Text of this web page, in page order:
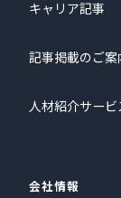
キャリア記事
記事掲載のご案
人材紹介サー
会社情報